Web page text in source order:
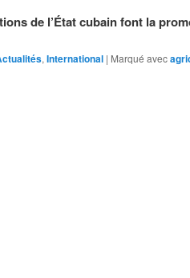
de l’État cubain font la
, International | Marqué avec